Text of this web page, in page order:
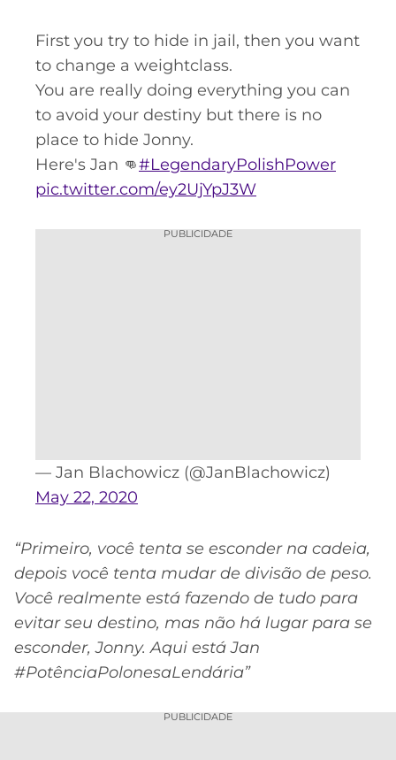
First you try to hide in jail, then you want
to change a weightclass.
You are really doing everything you can
to avoid your destiny but there is no
place to hide Jonny.
Here's Jan 👊#LegendaryPolishPower
pic.twitter.com/ey2UjYpJ3W
PUBLICIDADE
— Jan Blachowicz (@JanBlachowicz)
May 22, 2020
“Primeiro, você tenta se esconder na cadeia,
depois você tenta mudar de divisão de peso.
Você realmente está fazendo de tudo para
evitar seu destino, mas não há lugar para se
esconder, Jonny. Aqui está Jan
#PotênciaPolonesaLendária”
PUBLICIDADE